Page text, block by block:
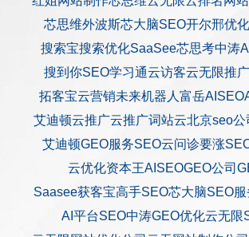
芯思维外波斯芯大脑SEO开尔邢优
搜索宝搜索优化SaaSee芯思考中涛
搜到你SEO学习通云访客云无限推广
拓客宝云营销未来机器人 富岳AISEO
艾迪顿云推广云推广词站云北京seo公
艾迪顿GEO服务SEO云问诊要涨
云优化资本王AISEOGEO公司
Saasee获客宝高手SEO芯大脑SEO服
AI平台SEO中涛GEO优化云无限